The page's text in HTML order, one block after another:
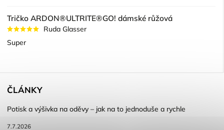
Tričko ARDON®ULTRITE®GO! dámské růžová
Ruda Glasser
Super
ČLÁNKY
Potisk a výšivka na oděvy – jak na to jednoduše a rychle
7.7.2026